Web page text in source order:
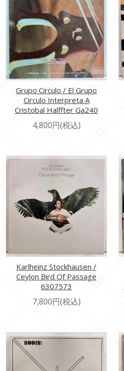
Grupo Circulo / El Grupo
Circulo Interpreta A
Cristobal Halffter Ga240
4,800円(税込)
Karlheinz Stockhausen /
Ceylon Bird Of Passage
6307573
7,800円(税込)